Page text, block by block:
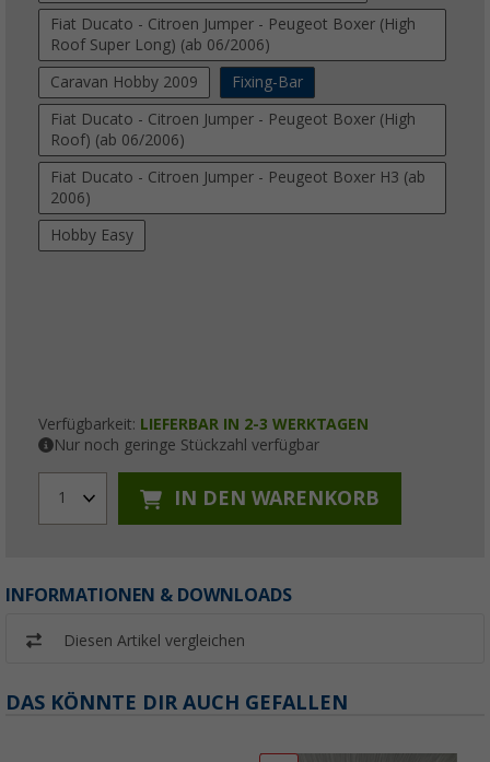
Fiat Ducato - Citroen Jumper - Peugeot Boxer (High
Roof Super Long) (ab 06/2006)
Caravan Hobby 2009 Fixing-Bar
Fiat Ducato - Citroen Jumper - Peugeot Boxer (High
Roof) (ab 06/2006)
Fiat Ducato - Citroen Jumper - Peugeot Boxer H3 (ab
2006)
Hobby Easy
Verfügbarkeit: LIEFERBAR IN 2-3 WERKTAGEN
Nur noch geringe Stückzahl verfügbar
1 IN DEN WARENKORB
INFORMATIONEN & DOWNLOADS
Diesen Artikel vergleichen
DAS KÖNNTE DIR AUCH GEFALLEN